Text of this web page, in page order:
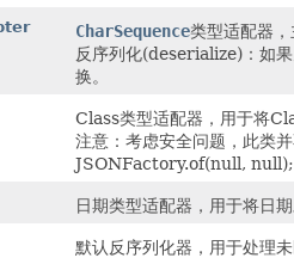
CharSequence类型适配器
反序列化(deserialize)：如
换。
Class类型适配器，用于将
注意：考虑安全问题，此
JSONFactory.of(null,
日期类型适配器，用于将日
默认反序列化器，用于处理